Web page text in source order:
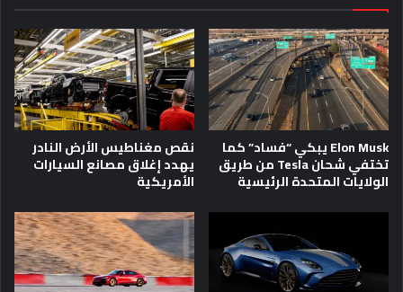
Elon Musk يبكي “فساد” كما
تختفي شحان Tesla من طريق
الولايات المتحدة الرئيسية
نقص مغناطيس الأرض النادر
يهدد إغلاق مصانع السيارات
الأمريكية